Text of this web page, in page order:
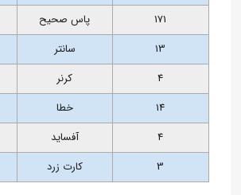
171
پاس صحیح
13
سانتر
4
کرنر
14
خطا
4
آفساید
3
کارت زرد